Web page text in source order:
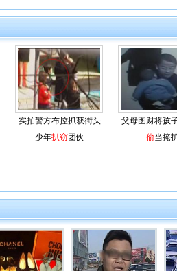
实拍警方布控抓获街头
少年扒窃团伙
父母图财将孩
偷当掩